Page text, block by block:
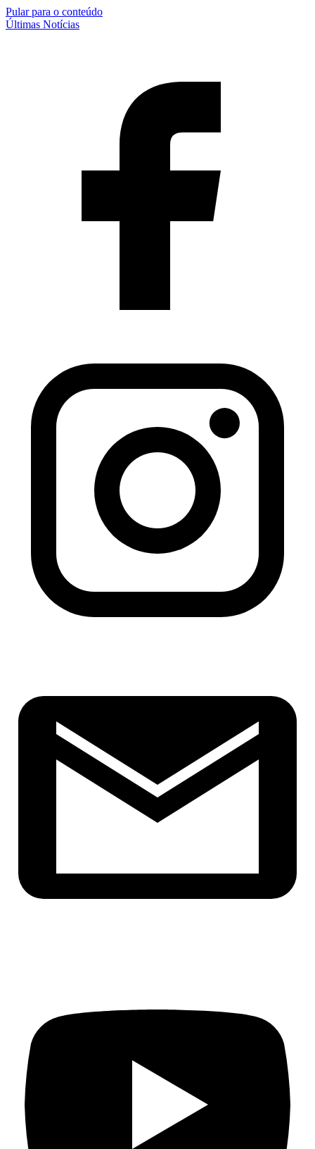
Pular para o conteúdo
Últimas Notícias